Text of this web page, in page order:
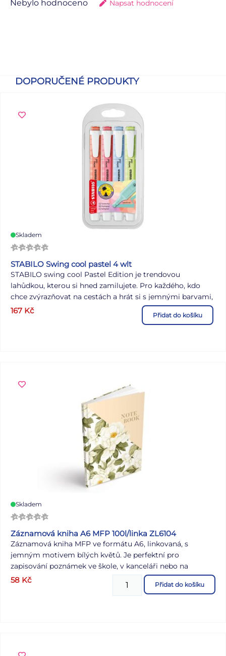
Nebylo hodnoceno Napsat hodnocení
DOPORUČENÉ PRODUKTY
Skladem
STABILO Swing cool pastel 4 wlt
STABILO swing cool Pastel Edition je trendovou
lahůdkou, kterou si hned zamilujete. Pro každého, kdo
chce zvýrazňovat na cestách a hrát si s jemnými barvami,
je STABILO swing cool v pastelových barvách dokonalým
nástrojem. STABILO Anti-Dry-Out Technologie poskytuje
167 Kč Přidat do košíku
Skladem
Záznamová kniha A6 MFP 100l/linka ZL6104
Záznamová kniha MFP ve formátu A6, linkovaná, s
jemným motivem bílých květů. Je perfektní pro
zapisování poznámek ve škole, v kanceláři nebo na
schůzkách, a zároveň skvěle poslouží jako deník, plánovač
či zápisník pro vaše nápady a úkoly. Desky jsou vyrobeny
58 Kč Přidat do košíku